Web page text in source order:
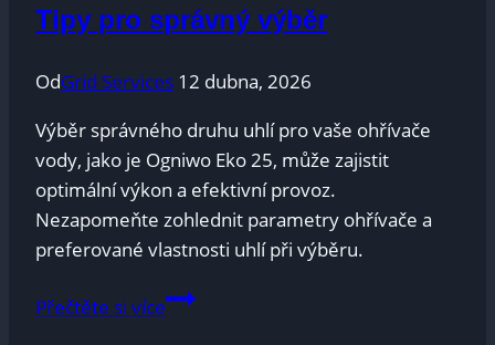
s
Tipy pro správný výběr
OdGrid Services 12 dubna, 2026
Výběr správného druhu uhlí pro vaše ohřívače
vody, jako je Ogniwo Eko 25, může zajistit
optimální výkon a efektivní provoz.
Nezapomeňte zohlednit parametry ohřívače a
preferované vlastnosti uhlí při výběru.
Přečtěte si víceJaké